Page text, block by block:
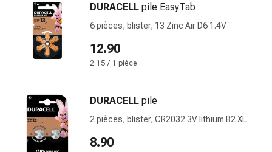
Troubles
Soins
oreilles
Gouttes
yeux
DURACELL pile EasyTab
6 pièces, blister, 13 Zinc Air D6 1.4V
12.90
2.15 / 1 pièce
DURACELL pile
2 pièces, blister, CR2032 3V lithium B2 XL
8.90